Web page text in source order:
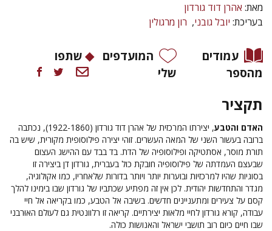
מאת: אהרן דוד גורדון
בעריכת: יובל גובני רון מרגולין
עמודים
מהספר
המועדפים
שלי
שתפו
תקציר
האדם והטבע
, יצירתו המרכזית של אהרן דוד גורדון (1922-1860), נכתבה
ברובה בעשור השני של המאה העשרים. זוהי יצירה פילוסופית מקורית, שיש בה
תורת מוסר, אסתטיקה ופילוסופיה של הדת. בד בבד עם ההישג העצום
שבעצם העמדתה של פילוסופיה חובקת כול בעברית, גורדון דן ביצירה זו
בסוגיות שהיו למרכזיות ובוערות יותר ויותר בדורות שלאחריו, כמו אקולוגיה,
מגדר והתחדשות יהודית. לכן אין זה מפתיע שכתביו של גורדון שבו בימינו להלך
קסם על צעירים ומתעניינים חדשים. בשיבה אל הטבע, כמו בקריאה אל חיי
עבודה, קורא גורדון לחיי מלאוּת יצירתיים. קריאה זו רלוונטית גם לעולם האוּרבני
שבו חיים כיום רוב תושבי ישראל והאנושות כולה.